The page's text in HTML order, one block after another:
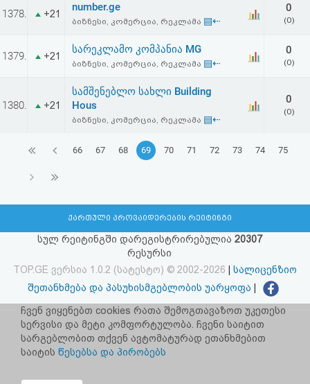
1378. +21
number.ge
ბიზნესი, კომერცია, რეკლამა ▤⇠
0
(0)
1379. +21
სარეკლამო კომპანია MG
ბიზნესი, კომერცია, რეკლამა ▤⇠
0
(0)
1380. +21
სამშენებლო სახლი Building
Hous
ბიზნესი, კომერცია, რეკლამა ▤⇠
0
(0)
66 67 68 69 70 71 72 73 74 75
ქართული პროვაიდერების რეიტინგი
სულ რეიტინგში დარეგისტრირებულია 20307
რესურსი
TOP.GE ვერსია 1.0.2 (სატესტო) © 2002-2026
სალიცენზიო
შეთანხმება და პასუხისმგებლობის უარყოფა
facebook.com/TOP.GE
იხილეთ TOP.GE - ის ძველი ვერსია ბმულზე
ჩვენ ვიყენებთ cookies რათა შემოგთავაზოთ უკეთესი
სერვისი და მეტი კომფორტულობა. ჩვენი საიტით
სარგებლობით თქვენ ავტომატურად ეთანხმებით
საიტის წესებსა და პირობებს